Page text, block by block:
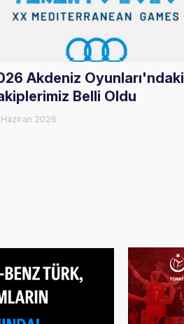
Akdeniz Oyunları'ndaki
Belli Oldu
2026